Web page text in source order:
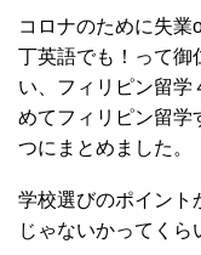
コロナのために失業
丁英語でも！って御
い、フィリピン留学
めてフィリピン留学
つにまとめました。
学校選びのポイント
じゃないかってくら